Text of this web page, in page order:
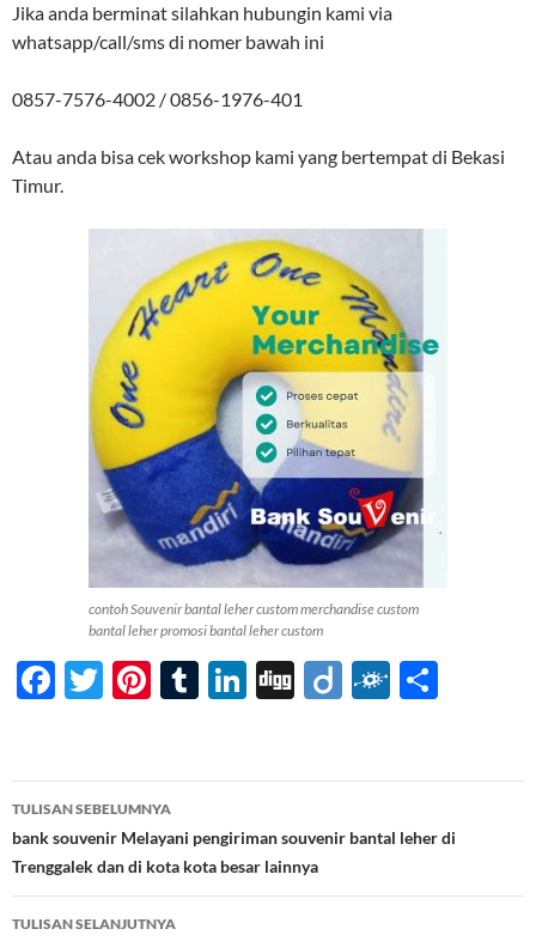
Jika anda berminat silahkan hubungin kami via
whatsapp/call/sms di nomer bawah ini
0857-7576-4002 / 0856-1976-401
Atau anda bisa cek workshop kami yang bertempat di Bekasi
Timur.
contoh Souvenir bantal leher custom merchandise custom
bantal leher promosi bantal leher custom
F
b
o
o
k
T
er
Pi
es
t
T
bl
r
Li
e
dI
n
Di Di F
d e
Navigasi
Tulisan
TULISAN SEBELUMNYA
bank souvenir Melayani pengiriman souvenir bantal leher di
Trenggalek dan di kota kota besar lainnya
TULISAN SELANJUTNYA